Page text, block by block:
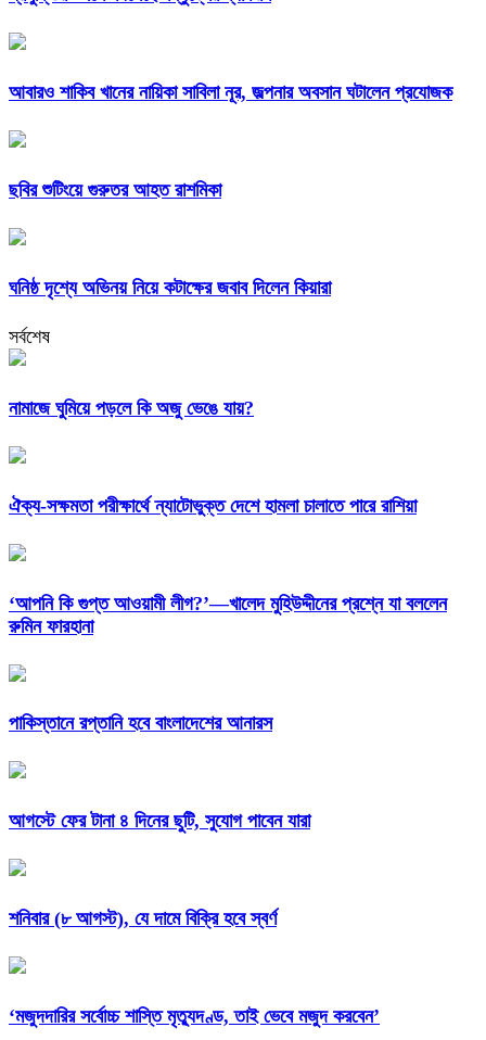
আবারও শাকিব খানের নায়িকা সাবিলা নূর, জল্পনার অবসান ঘটালেন প্রযোজক
ছবির শুটিংয়ে গুরুতর আহত রাশমিকা
ঘনিষ্ঠ দৃশ্যে অভিনয় নিয়ে কটাক্ষের জবাব দিলেন কিয়ারা
সর্বশেষ
নামাজে ঘুমিয়ে পড়লে কি অজু ভেঙে যায়?
ঐক্য-সক্ষমতা পরীক্ষার্থে ন্যাটোভুক্ত দেশে হামলা চালাতে পারে রাশিয়া
‘আপনি কি গুপ্ত আওয়ামী লীগ?’—খালেদ মুহিউদ্দীনের প্রশ্নে যা বললেন
রুমিন ফারহানা
পাকিস্তানে রপ্তানি হবে বাংলাদেশের আনারস
আগস্টে ফের টানা ৪ দিনের ছুটি, সুযোগ পাবেন যারা
শনিবার (৮ আগস্ট), যে দামে বিক্রি হবে স্বর্ণ
‘মজুদদারির সর্বোচ্চ শাস্তি মৃত্যুদণ্ড, তাই ভেবে মজুদ করবেন’